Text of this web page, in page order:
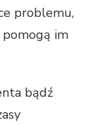
problemu,
im
bądź